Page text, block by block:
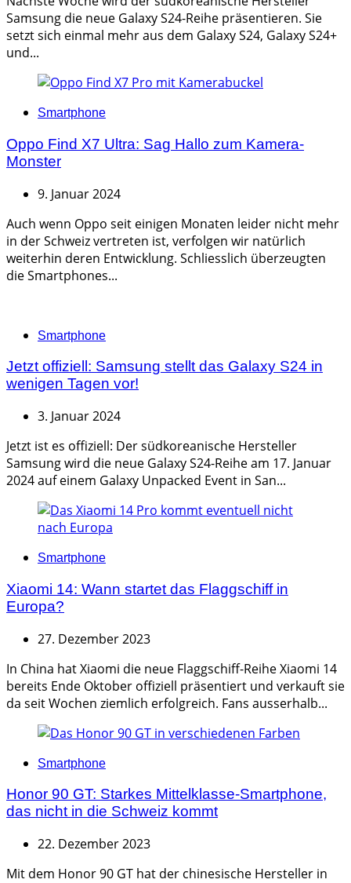
Samsung die neue Galaxy S24-Reihe präsentieren. Sie
setzt sich einmal mehr aus dem Galaxy S24, Galaxy S24+
und...
Categories
Smartphone
Oppo Find X7 Ultra: Sag Hallo zum Kamera-
Monster
9. Januar 2024
Auch wenn Oppo seit einigen Monaten leider nicht mehr
in der Schweiz vertreten ist, verfolgen wir natürlich
weiterhin deren Entwicklung. Schliesslich überzeugten
die Smartphones...
Categories
Smartphone
Jetzt offiziell: Samsung stellt das Galaxy S24 in
wenigen Tagen vor!
3. Januar 2024
Jetzt ist es offiziell: Der südkoreanische Hersteller
Samsung wird die neue Galaxy S24-Reihe am 17. Januar
2024 auf einem Galaxy Unpacked Event in San...
Categories
Smartphone
Xiaomi 14: Wann startet das Flaggschiff in
Europa?
27. Dezember 2023
In China hat Xiaomi die neue Flaggschiff-Reihe Xiaomi 14
bereits Ende Oktober offiziell präsentiert und verkauft sie
da seit Wochen ziemlich erfolgreich. Fans ausserhalb...
Categories
Smartphone
Honor 90 GT: Starkes Mittelklasse-Smartphone,
das nicht in die Schweiz kommt
22. Dezember 2023
Mit dem Honor 90 GT hat der chinesische Hersteller in